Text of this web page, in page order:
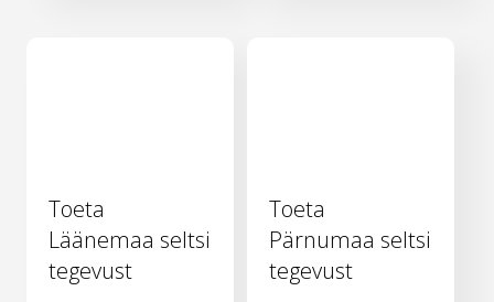
Toeta
Läänemaa seltsi
tegevust
Toeta
Pärnumaa seltsi
tegevust